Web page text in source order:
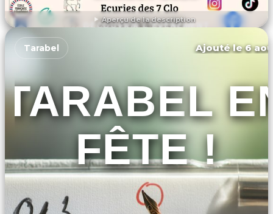
Aperçu de la description
DÉCOUVRIR L'ÉVÉNEMENT
Tarabel Ajouté le 6
TARABEL
FÊTE !